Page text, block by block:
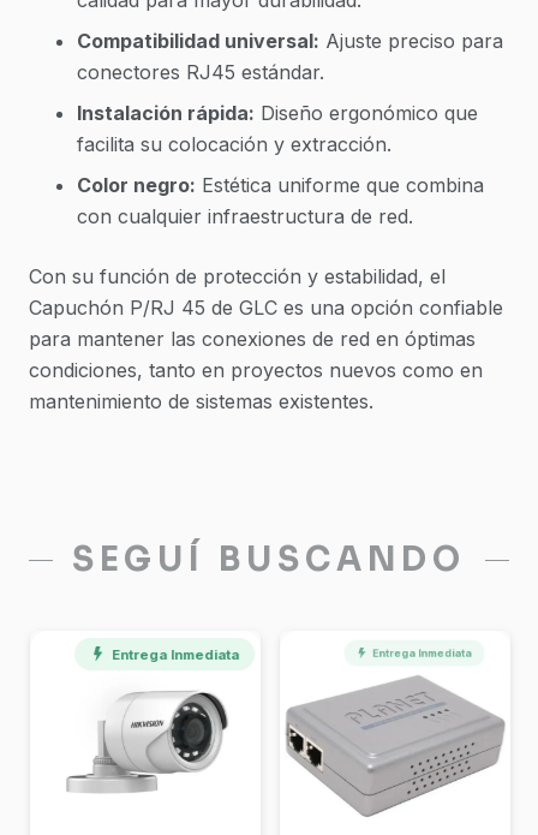
Compatibilidad universal: Ajuste preciso para
conectores RJ45 estándar.
Instalación rápida: Diseño ergonómico que
facilita su colocación y extracción.
Color negro: Estética uniforme que combina
con cualquier infraestructura de red.
Con su función de protección y estabilidad, el
Capuchón P/RJ 45 de GLC es una opción confiable
para mantener las conexiones de red en óptimas
condiciones, tanto en proyectos nuevos como en
mantenimiento de sistemas existentes.
SEGUÍ BUSCANDO
Entrega Inmediata Entrega Inmediata